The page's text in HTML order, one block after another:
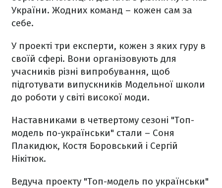
України. Жодних команд – кожен сам за
себе.
У проекті три експерти, кожен з яких гуру в
своїй сфері. Вони організовують для
учасників різні випробування, щоб
підготувати випускників Модельної школи
до роботи у світі високої моди.
Наставниками в четвертому сезоні "Топ-
модель по-українськи" стали – Соня
Плакидюк, Костя Боровський і Сергій
Нікітюк.
Ведуча проекту "Топ-модель по українськи"